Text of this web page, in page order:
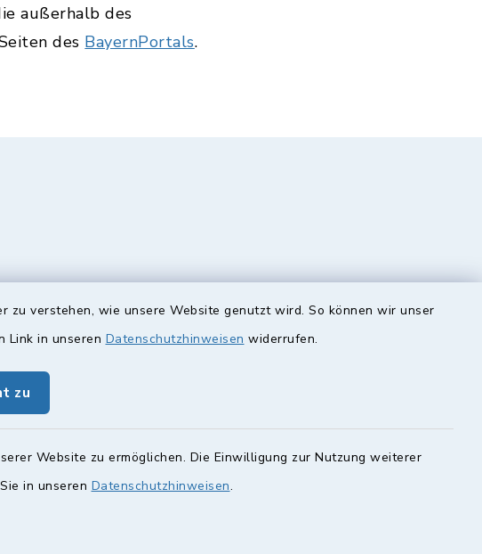
zu verstehen, wie unsere Website genutzt wird. So können wir unser
Link in unseren Datenschutzhinweisen widerrufen.
zu
Website zu ermöglichen. Die Einwilligung zur Nutzung weiterer
in unseren Datenschutzhinweisen.
außerhalb des
des BayernPortals.
Vereinbarung statt.
Quicklinks